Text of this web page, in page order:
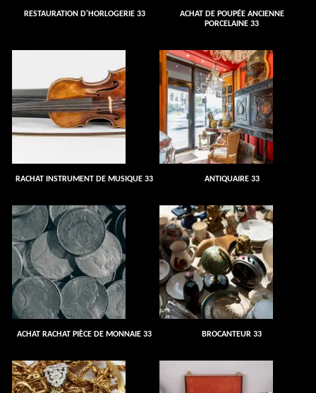
RESTAURATION D'HORLOGERIE 33
ACHAT DE POUPÉE ANCIENNE
PORCELAINE 33
RACHAT INSTRUMENT DE MUSIQUE 33 ANTIQUAIRE 33
ACHAT RACHAT PIÈCE DE MONNAIE 33 BROCANTEUR 33